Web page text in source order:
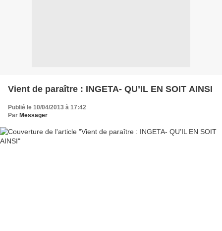
Vient de paraître : INGETA- QU’IL EN SOIT AINSI
Publié le 10/04/2013 à 17:42
Par Messager